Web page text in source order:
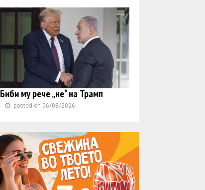
Биби му рече „не“ на Трамп
posted on 06/08/2026